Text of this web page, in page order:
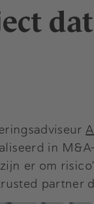
in
er om
partner